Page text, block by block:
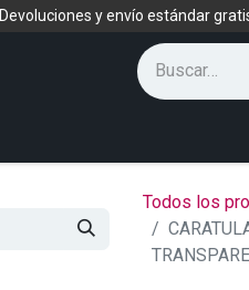
Devoluciones y envío estándar
Todos los